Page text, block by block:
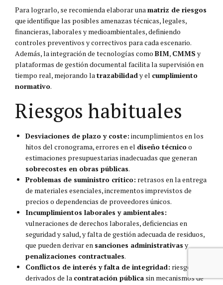
Para lograrlo, se recomienda elaborar unamatriz de riesgos
que identifique las posibles amenazas técnicas, legales,
financieras, laborales y medioambientales, definiendo
controles preventivos y correctivos para cada escenario.
Además, la integración de tecnologías como BIM, CMMS y
plataformas de gestión documental facilita la supervisión en
tiempo real, mejorando latrazabilidady el cumplimiento
normativo.
Riesgos habituales
Desviaciones de plazo y coste: incumplimientos en los
hitos del cronograma, errores en el diseño técnicoo
estimaciones presupuestarias inadecuadas que generan
sobrecostes en obras públicas.
Problemas de suministro crítico: retrasos en la entrega
de materiales esenciales, incrementos imprevistos de
precios o dependencias de proveedores únicos.
Incumplimientos laborales y ambientales:
vulneraciones de derechos laborales, deficiencias en
seguridad y salud, y falta de gestión adecuada de residuos,
que pueden derivar en sanciones administrativas y
penalizaciones contractuales.
Conflictos de interés y falta de integridad: riesgos
derivados de la contratación pública sin mecanismos de